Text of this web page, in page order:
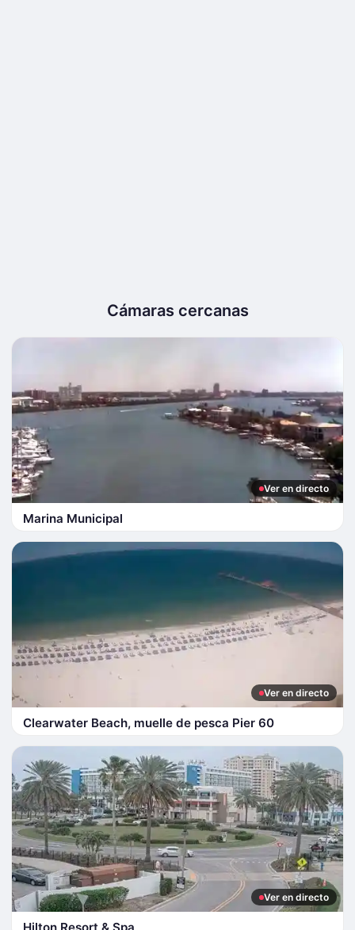
Cámaras cercanas
Ver en directo
Marina Municipal
Ver en directo
Clearwater Beach, muelle de pesca Pier 60
Ver en directo